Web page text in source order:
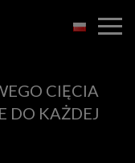
CIĘCIA
DO KAŻDEJ